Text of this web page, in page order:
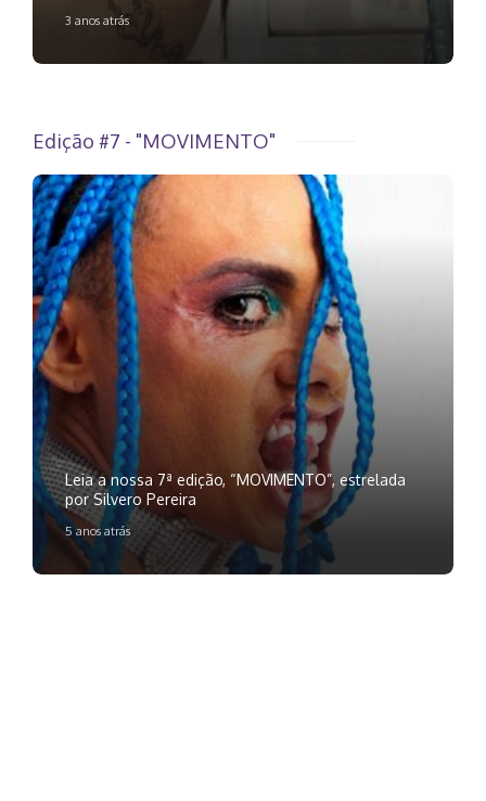
3 anos atrás
Edição #7 - "MOVIMENTO"
Leia a nossa 7ª edição, “MOVIMENTO”, estrelada
por Silvero Pereira
5 anos atrás